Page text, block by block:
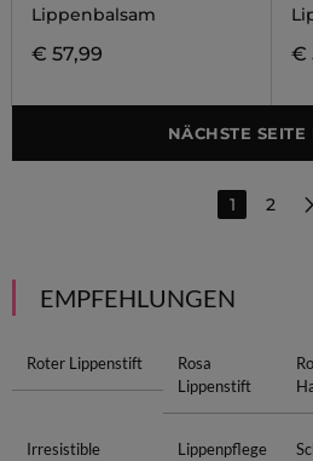
Lippenbalsam
€ 57,99 €
NÄCHSTE
1 2
EMPFEHLUNGEN
Roter Lippenstift
Rosa
Lippenstift
Irresistible
Lippenpflege